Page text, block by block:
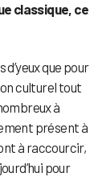
classique, ce
que pour
culturel tout
à
présent à
à raccourcir,
pour